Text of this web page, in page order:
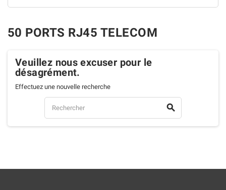
50 PORTS RJ45 TELECOM
Veuillez nous excuser pour le
désagrément.
Effectuez une nouvelle recherche
